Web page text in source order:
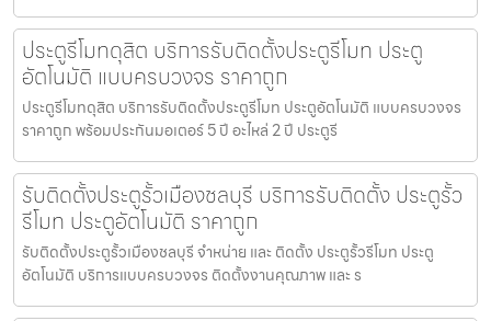
ประตูรีโมทดุสิต บริการรับติดตั้งประตูรีโมท ประตู
อัตโนมัติ แบบครบวงจร ราคาถูก
ประตูรีโมทดุสิต บริการรับติดตั้งประตูรีโมท ประตูอัตโนมัติ แบบครบวงจร
ราคาถูก พร้อมประกันมอเตอร์ 5 ปี อะไหล่ 2 ปี ประตูรี
รับติดตั้งประตูรั้วเมืองชลบุรี บริการรับติดตั้ง ประตูรั้ว
รีโมท ประตูอัตโนมัติ ราคาถูก
รับติดตั้งประตูรั้วเมืองชลบุรี จำหน่าย และ ติดตั้ง ประตูรั้วรีโมท ประตู
อัตโนมัติ บริการแบบครบวงจร ติดตั้งงานคุณภาพ และ ร